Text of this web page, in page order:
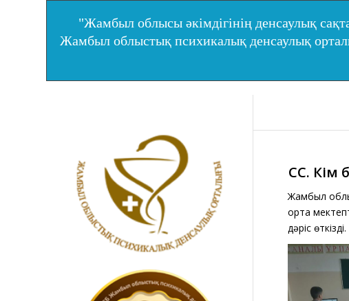
"Жамбыл облысы әкімдігінің денсаулық
Жамбыл облыстық психикалық денсаулық
СӨС. Кім
Жамбыл
орта
дәріс өткізді.